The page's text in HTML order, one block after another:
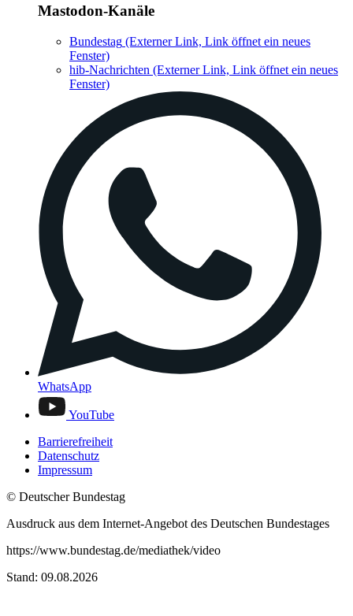
Mastodon-Kanäle
Bundestag (Externer Link, Link öffnet ein neues
Fenster)
hib-Nachrichten (Externer Link, Link öffnet ein neues
Fenster)
WhatsApp
YouTube
Barrierefreiheit
Datenschutz
Impressum
© Deutscher Bundestag
Ausdruck aus dem Internet-Angebot des Deutschen Bundestages
https://www.bundestag.de/mediathek/video
Stand: 09.08.2026